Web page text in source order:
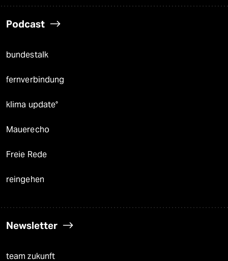
Podcast
bundestalk
fernverbindung
klima update°
Mauerecho
Freie Rede
reingehen
Newsletter
team zukunft